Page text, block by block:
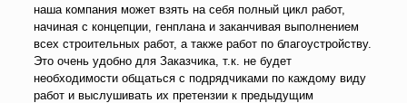
наша компания может взять на себя полный цикл работ,
начиная с концепции, генплана и заканчивая выполнением
всех строительных работ, а также работ по благоустройству.
Это очень удобно для Заказчика, т.к. не будет
необходимости общаться с подрядчиками по каждому виду
работ и выслушивать их претензии к предыдущим